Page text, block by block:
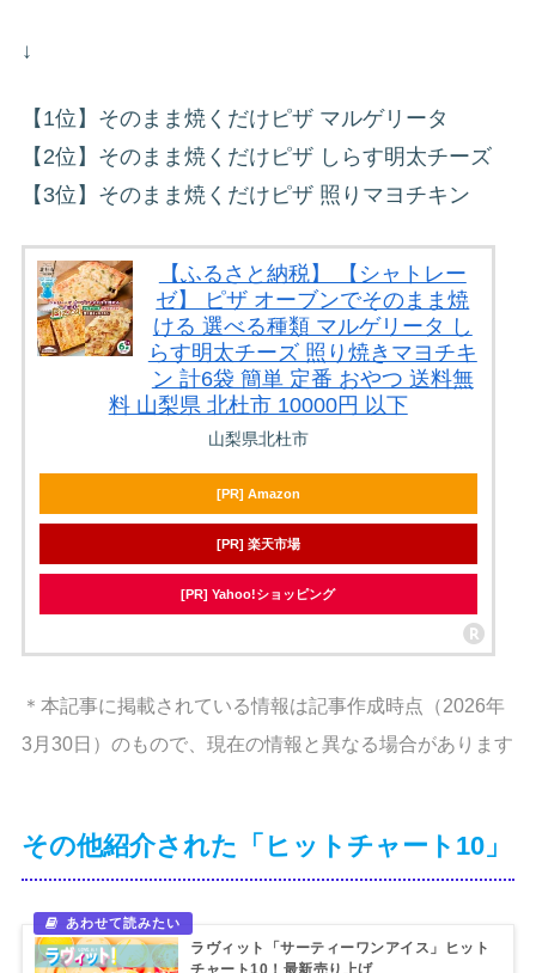
↓
【1位】そのまま焼くだけピザ マルゲリータ
【2位】そのまま焼くだけピザ しらす明太チーズ
【3位】そのまま焼くだけピザ 照りマヨチキン
【ふるさと納税】 【シャトレー
ゼ】 ピザ オーブンでそのまま焼
ける 選べる種類 マルゲリータ し
らす明太チーズ 照り焼きマヨチキ
ン 計6袋 簡単 定番 おやつ 送料無
料 山梨県 北杜市 10000円 以下
山梨県北杜市
[PR] Amazon
[PR] 楽天市場
[PR] Yahoo!ショッピング
＊本記事に掲載されている情報は記事作成時点（2026年
3月30日）のもので、現在の情報と異なる場合があります
その他紹介された「ヒットチャート10」
ラヴィット「サーティーワンアイス」ヒット
チャート10！最新売り上げ